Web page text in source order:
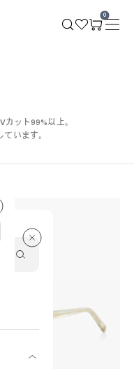
0
カット99%以上。
います。